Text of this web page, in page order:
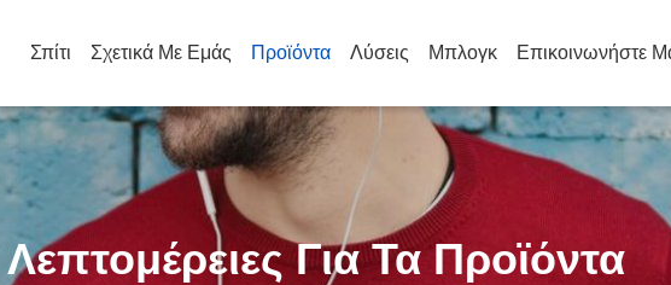
Σπίτι Σχετικά Με Εμάς Προϊόντα Λύσεις Μπλογκ Επικοινωνήστε
Λεπτομέρειες Για Τα Προϊόντα